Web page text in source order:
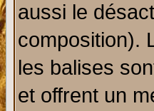
aussi le
composition).
les balises
et offrent un